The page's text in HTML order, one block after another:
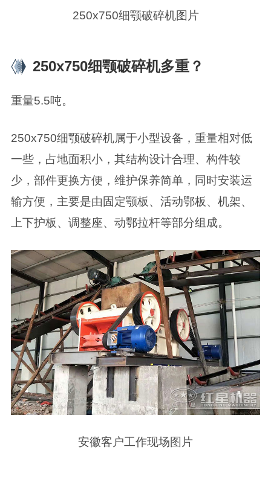
250x750细颚破碎机图片
250x750细颚破碎机多重？
重量5.5吨。
250x750细颚破碎机属于小型设备，重量相对低
一些，占地面积小，其结构设计合理、构件较
少，部件更换方便，维护保养简单，同时安装运
输方便，主要是由固定颚板、活动鄂板、机架、
上下护板、调整座、动鄂拉杆等部分组成。
安徽客户工作现场图片